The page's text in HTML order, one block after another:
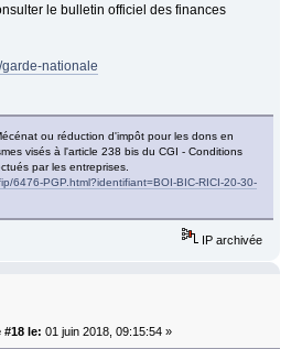
le bulletin officiel des finances
nationale
ou réduction d'impôt pour les dons en
visés à l'article 238 bis du CGI - Conditions
par les entreprises.
6476-PGP.html?identifiant=BOI-BIC-RICI-20-30-
IP archivée
#18 le: 01 juin 2018, 09:15:54 »